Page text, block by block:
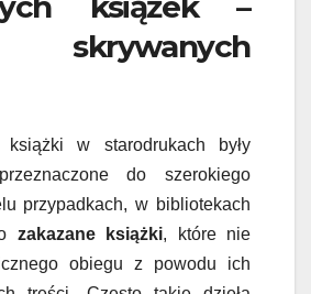
skrywanych
książki w starodrukach były
do szerokiego
przypadkach, w bibliotekach
zakazane książki, które nie
obiegu z powodu ich